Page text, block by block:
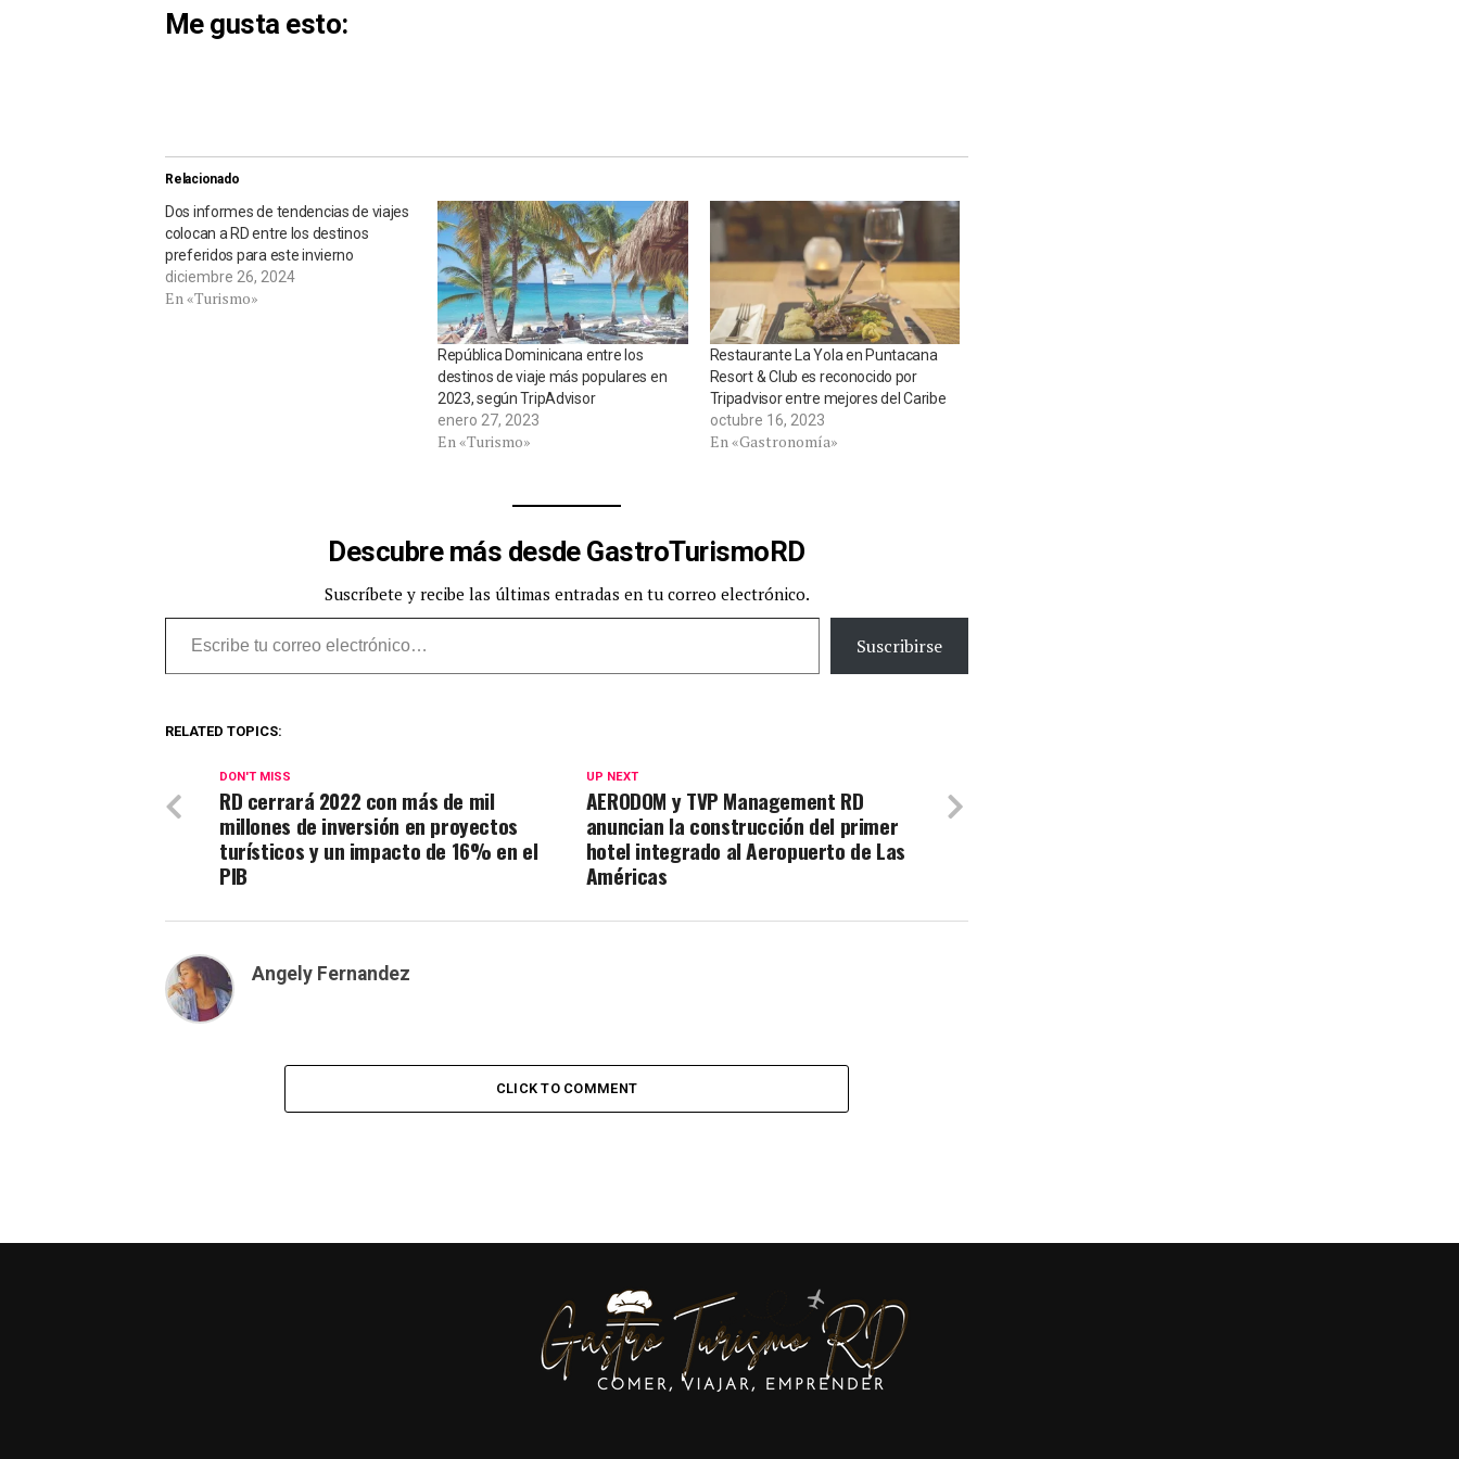
Me gusta esto:
Relacionado
Dos informes de tendencias de viajes
colocan a RD entre los destinos
preferidos para este invierno
diciembre 26, 2024
En «Turismo»
República Dominicana entre los
destinos de viaje más populares en
2023, según TripAdvisor
enero 27, 2023
En «Turismo»
Restaurante La Yola en Puntacana
Resort & Club es reconocido por
Tripadvisor entre mejores del Caribe
octubre 16, 2023
En «Gastronomía»
Descubre más desde GastroTurismoRD
Suscríbete y recibe las últimas entradas en tu correo electrónico.
Escribe tu correo electrónico…
Suscribirse
RELATED TOPICS:
UP NEXT
AERODOM y TVP Management RD
anuncian la construcción del primer
hotel integrado al Aeropuerto de Las
Américas
DON'T MISS
RD cerrará 2022 con más de mil
millones de inversión en proyectos
turísticos y un impacto de 16% en el
PIB
Angely Fernandez
CLICK TO COMMENT